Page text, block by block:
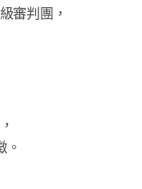
審判團，
。